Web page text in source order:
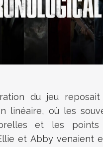
du jeu
linéaire, où les
et les
et Abby venaient